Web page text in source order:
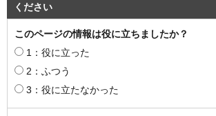
ください
このページの情報は役に立ちましたか？
1：役に立った
2：ふつう
3：役に立たなかった